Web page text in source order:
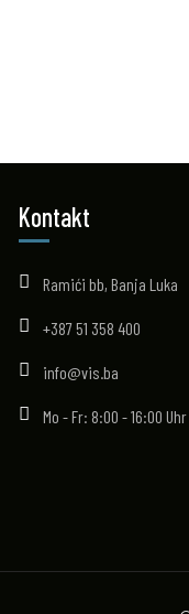
Kontakt
Ramići bb, Banja Luka
+387 51 358 400
info@vis.ba
Mo - Fr: 8:00 - 16:00 Uhr